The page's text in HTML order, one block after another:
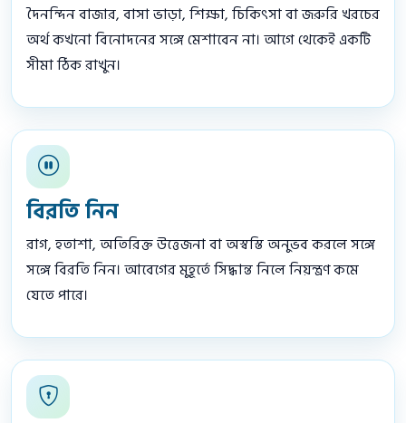
দৈনন্দিন বাজার, বাসা ভাড়া, শিক্ষা, চিকিৎসা বা জরুরি খরচের
অর্থ কখনো বিনোদনের সঙ্গে মেশাবেন না। আগে থেকেই একটি
সীমা ঠিক রাখুন।
বিরতি নিন
রাগ, হতাশা, অতিরিক্ত উত্তেজনা বা অস্বস্তি অনুভব করলে সঙ্গে
সঙ্গে বিরতি নিন। আবেগের মুহূর্তে সিদ্ধান্ত নিলে নিয়ন্ত্রণ কমে
যেতে পারে।